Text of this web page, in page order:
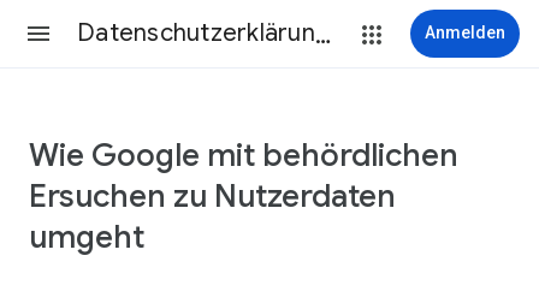
Datenschutzerklärung & Nutzungsbedingungen Anmelden
Wie Google mit behördlichen
Ersuchen zu Nutzerdaten
umgeht